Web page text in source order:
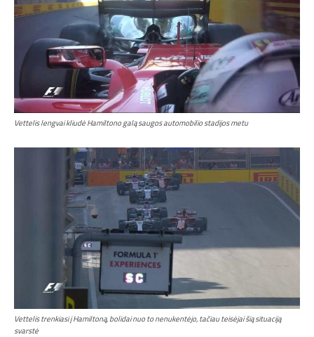
Vettelis lengvai kliudė Hamiltono galą saugos automobilio stadijos metu
Vettelis trenkiasi į Hamiltoną, bolidai nuo to nenukentėjo, tačiau teisėjai šią situaciją
svarstė